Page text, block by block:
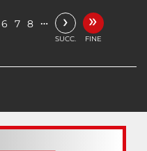
6 7 8 … ›
SUCC.
»
FINE